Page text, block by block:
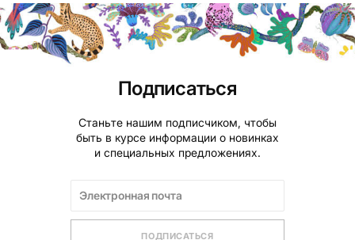
Подписаться
Станьте нашим подписчиком, чтобы
быть в курсе информации о новинках
и специальных предложениях.
ПОДПИСАТЬСЯ